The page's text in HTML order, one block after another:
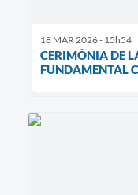
18 MAR 2026 - 15h54
CERIMÔNIA DE
FUNDAMENTAL